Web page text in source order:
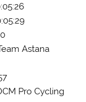
Astana
Pro Cycling